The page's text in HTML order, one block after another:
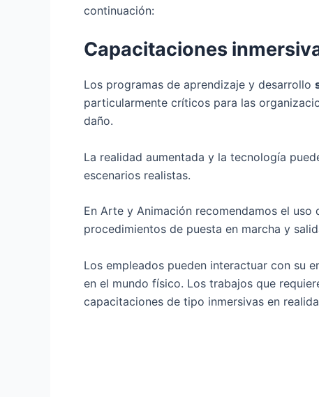
continuación:
Capacitaciones
Los programas de aprendizaje y desarrollo
particularmente críticos para las
daño.
La realidad aumentada y la tecnología
escenarios realistas.
En Arte y Animación recomendamos el uso
procedimientos de puesta en marcha y
Los empleados pueden interactuar con su
en el mundo físico. Los trabajos que
capacitaciones de tipo inmersivas ​​en